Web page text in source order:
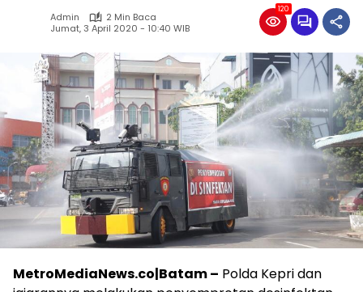
Admin
2 Min Baca
Jumat, 3 April 2020 - 10:40 WIB
120
MetroMediaNews.co|Batam – Polda Kepri dan